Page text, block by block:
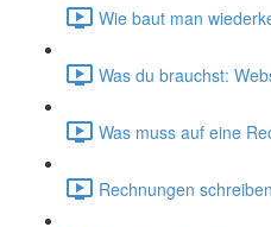
Wie baut man
Was du brauchst:
Was muss auf eine
Rechnungen